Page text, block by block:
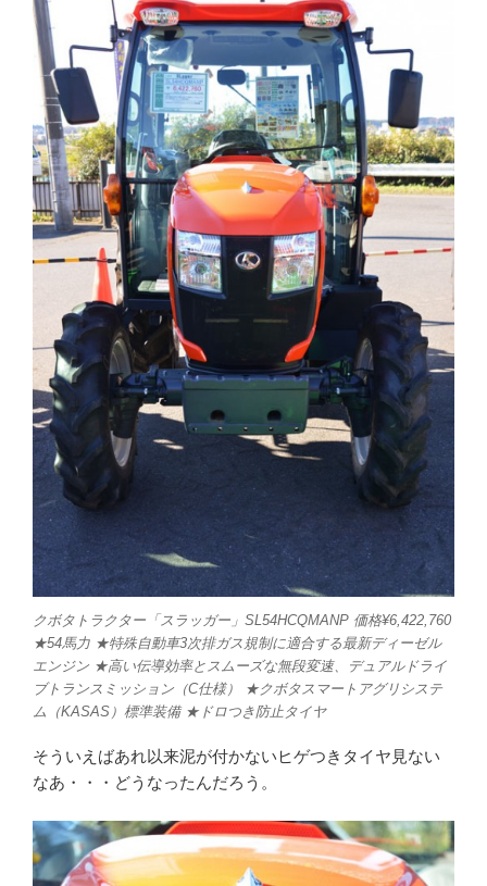
クボタトラクター「スラッガー」SL54HCQMANP 価格¥6,422,760
★54馬力 ★特殊自動車3次排ガス規制に適合する最新ディーゼル
エンジン ★高い伝導効率とスムーズな無段変速、デュアルドライ
ブトランスミッション（C仕様） ★クボタスマートアグリシステ
ム（KASAS）標準装備 ★ドロつき防止タイヤ
そういえばあれ以来泥が付かないヒゲつきタイヤ見ない
なあ・・・どうなったんだろう。